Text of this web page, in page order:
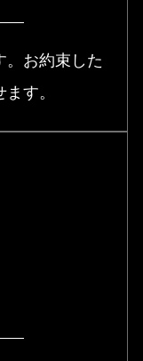
。お約束した
す。